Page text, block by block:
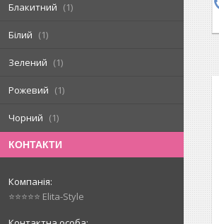
Блакитний
1
Білий 1
Зелений 1
Рожевий 1
Чорний 1
КОНТАКТИ
⭐⭐⭐⭐⭐ Elita-Style